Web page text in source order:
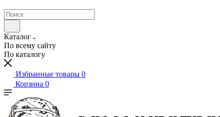
Каталог
По всему сайту
По каталогу
Избранные товары 0
Корзина 0